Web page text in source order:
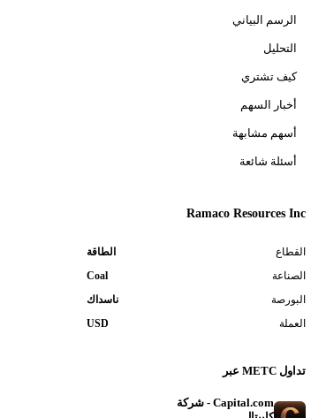
الرسم البياني
التحليل
كيف تشتري
أخبار السهم
أسهم مشابهة
أسئلة شائعة
Ramaco Resources Inc
القطاع
الطاقة
الصناعة
Coal
البورصة
ناسداك
العملة
USD
تداول METC عبر
Capital.com - شركة